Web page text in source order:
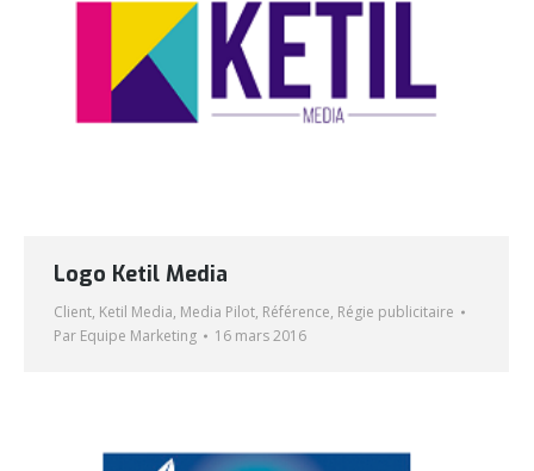
Logo Ketil Media
Client, Ketil Media, Media Pilot, Référence, Régie publicitaire
Par Equipe Marketing 16 mars 2016